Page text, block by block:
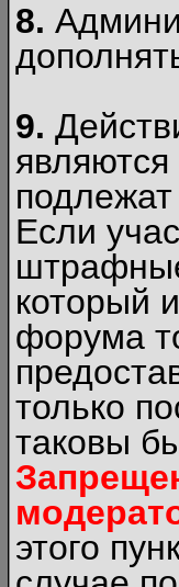
8.
9.
Если
который
форума
только
таковы
этого